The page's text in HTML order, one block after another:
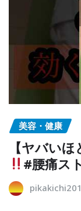
美容・健康
【ヤバい
#腰痛ス